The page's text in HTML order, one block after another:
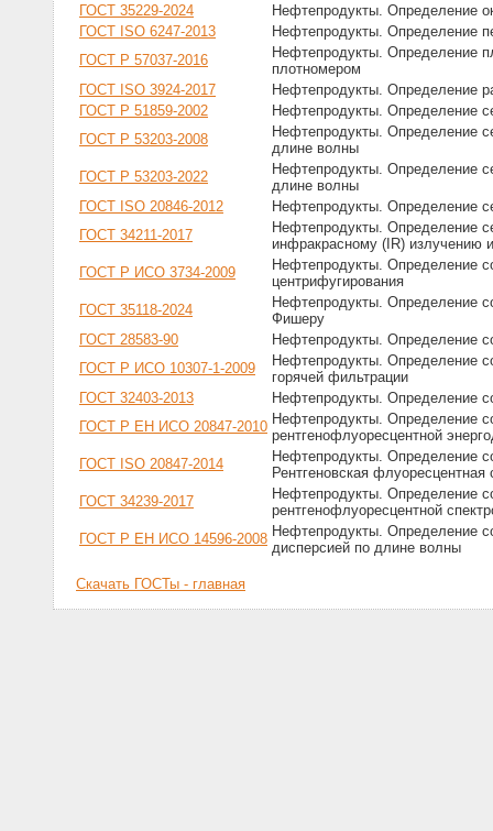
ГОСТ 35229-2024
Нефтепродукты. Определение
ГОСТ ISO 6247-2013
Нефтепродукты. Определение
ГОСТ Р 57037-2016
Нефтепродукты. Определение
плотномером
ГОСТ ISO 3924-2017
Нефтепродукты. Определение
ГОСТ Р 51859-2002
Нефтепродукты. Определение
ГОСТ Р 53203-2008
Нефтепродукты. Определение
длине волны
ГОСТ Р 53203-2022
Нефтепродукты. Определение
длине волны
ГОСТ ISO 20846-2012
Нефтепродукты. Определение
ГОСТ 34211-2017
Нефтепродукты. Определение
инфракрасному (IR) излучению
ГОСТ Р ИСО 3734-2009
Нефтепродукты. Определение
центрифугирования
ГОСТ 35118-2024
Нефтепродукты. Определение
Фишеру
ГОСТ 28583-90
Нефтепродукты. Определение
ГОСТ Р ИСО 10307-1-2009
Нефтепродукты. Определение
горячей фильтрации
ГОСТ 32403-2013
Нефтепродукты. Определение
ГОСТ Р ЕН ИСО 20847-2010 Нефтепродукты. Определение
рентгенофлуоресцентной
ГОСТ ISO 20847-2014
Нефтепродукты. Определение
Рентгеновская флуоресцентная
ГОСТ 34239-2017
Нефтепродукты. Определение
рентгенофлуоресцентной
ГОСТ Р ЕН ИСО 14596-2008 Нефтепродукты. Определение
дисперсией по длине волны
Скачать ГОСТы - главная